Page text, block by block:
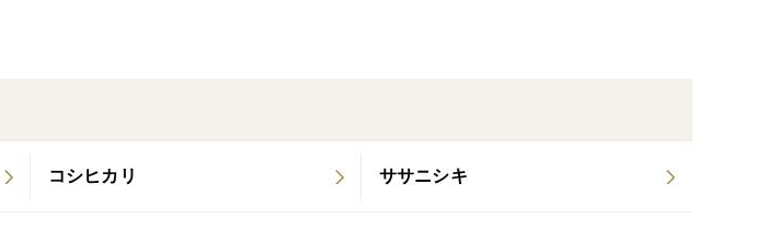
コシヒカリ ササニシキ